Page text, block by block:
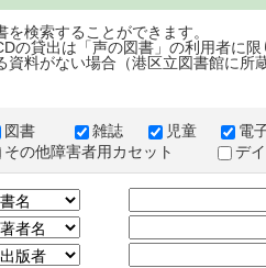
検索することができます。
の貸出は「声の図書」の利用者に限
資料がない場合（港区立図書館に所
図書 雑誌 児童
電
その他障害者用カセット
デ